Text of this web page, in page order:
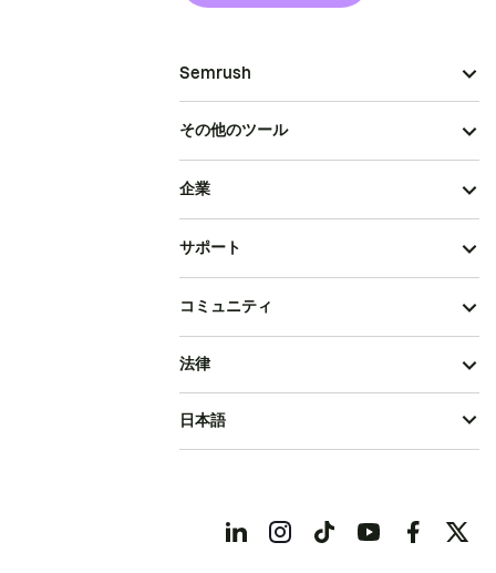
Semrush
その他のツール
企業
サポート
コミュニティ
法律
日本語